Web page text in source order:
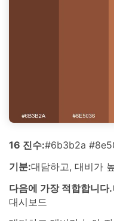
16 진수:#6b3b2a
기분:대담하고, 대비가
다음에 가장 적합합니다.
대시보드